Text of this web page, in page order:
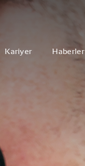
Kariyer Haberler